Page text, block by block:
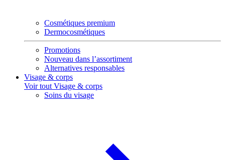
Cosmétiques premium
Dermocosmétiques
Promotions
Nouveau dans l’assortiment
Alternatives responsables
Visage & corps
Voir tout Visage & corps
Soins du visage